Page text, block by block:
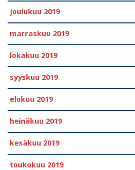
joulukuu 2019
marraskuu 2019
lokakuu 2019
syyskuu 2019
elokuu 2019
heinäkuu 2019
kesäkuu 2019
toukokuu 2019